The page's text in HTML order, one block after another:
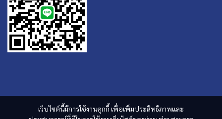
เว็บไซต์นี้มีการใช้งานคุกกี้ เพื่อเพิ่มประสิทธิภาพและ